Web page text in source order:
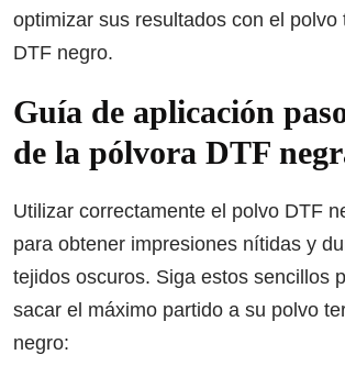
optimizar sus resultados con el polvo
DTF negro.
Guía de aplicación
de la pólvora DTF
Utilizar correctamente el polvo DTF
para obtener impresiones nítidas y
tejidos oscuros. Siga estos sencillos
sacar el máximo partido a su polvo
negro: